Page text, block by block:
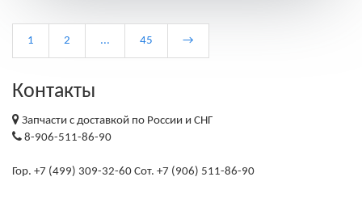
1 2 ... 45 →
Контакты
Запчасти с доставкой по России и СНГ
8-906-511-86-90
Гор. +7 (499) 309-32-60 Сот. +7 (906) 511-86-90